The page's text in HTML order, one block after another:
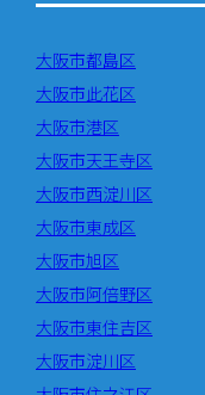
大阪市都島区
大阪市此花区
大阪市港区
大阪市天王寺区
大阪市西淀川区
大阪市東成区
大阪市旭区
大阪市阿倍野区
大阪市東住吉区
大阪市淀川区